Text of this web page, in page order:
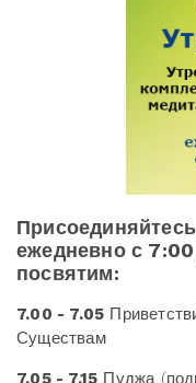
ежедневно с
посвятим:
7.00 - 7.05
Существам
7.05 - 7.15 Пуджа